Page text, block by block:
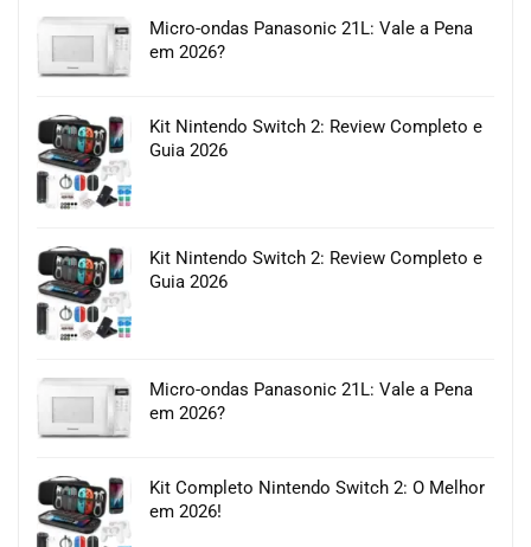
Micro-ondas Panasonic 21L: Vale a Pena
em 2026?
Kit Nintendo Switch 2: Review Completo e
Guia 2026
Kit Nintendo Switch 2: Review Completo e
Guia 2026
Micro-ondas Panasonic 21L: Vale a Pena
em 2026?
Kit Completo Nintendo Switch 2: O Melhor
em 2026!